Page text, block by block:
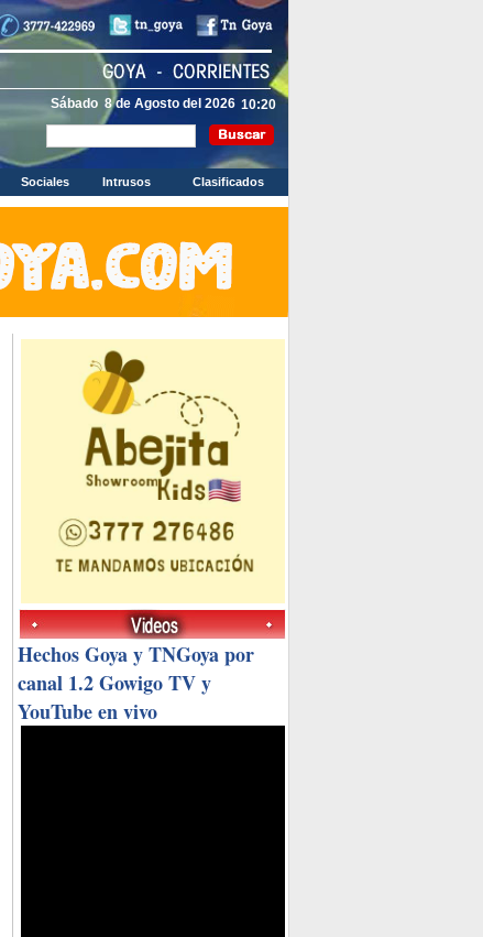
Sábado 8 de Agosto del 2026
Sociales Intrusos Clasificados
Hechos Goya y TNGoya por
canal 1.2 Gowigo TV y
YouTube en vivo